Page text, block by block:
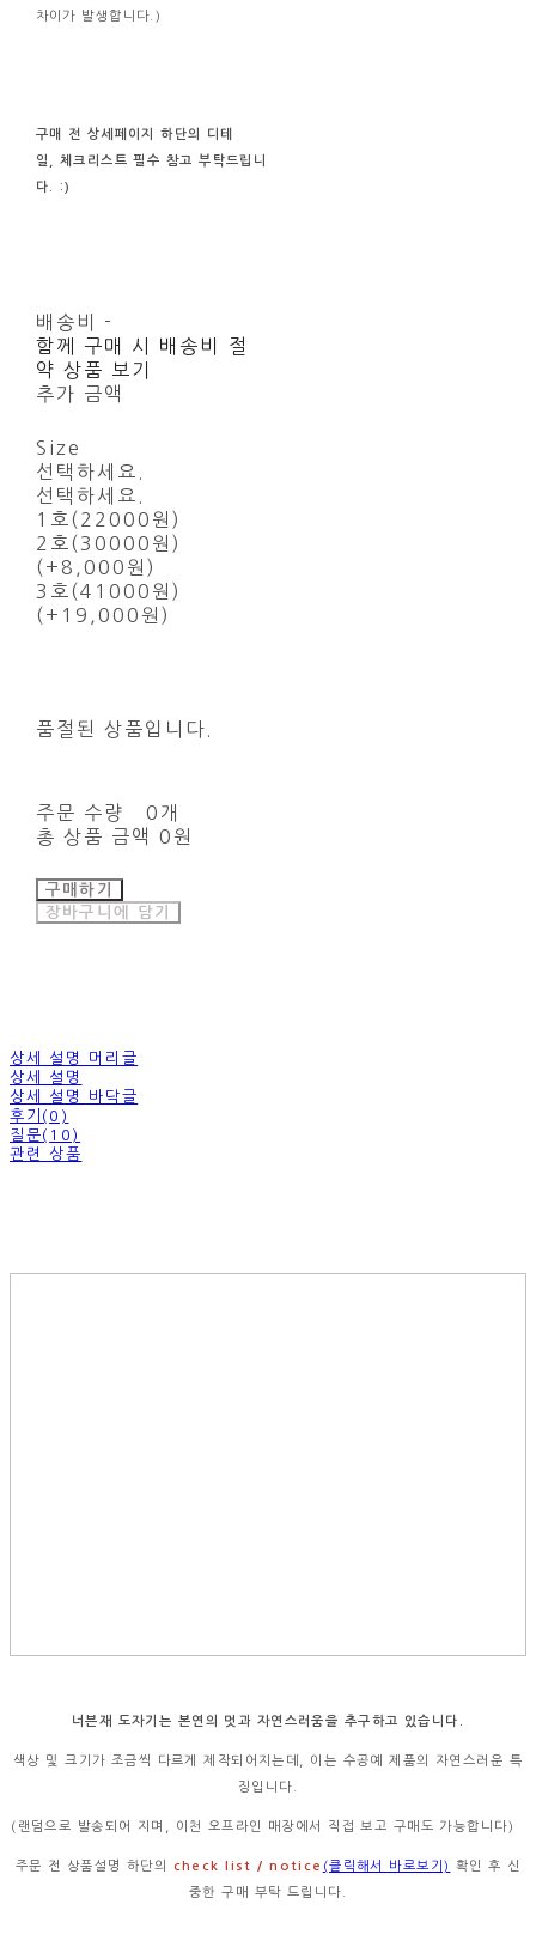
차이가 발생합니다.)
구매 전 상세페이지 하단의 디테
일, 체크리스트 필수 참고 부탁드립니
다. :)
배송비 -
함께 구매 시 배송비 절
약 상품 보기
추가 금액
Size
선택하세요.
선택하세요.
1호(22000원)
2호(30000원)
(+8,000원)
3호(41000원)
(+19,000원)
품절된 상품입니다.
주문 수량
0개
총 상품 금액
0원
구매하기
장바구니에 담기
상세 설명 머리글
상세 설명
상세 설명 바닥글
후기(0)
질문(10)
관련 상품
너븐재 도자기는 본연의 멋과 자연스러움을 추구하고 있습니다.
색상 및 크기가 조금씩 다르게 제작되어지는데, 이는 수공예 제품의 자연스러운 특
징입니다.
(랜덤으로 발송되어 지며, 이천 오프라인 매장에서 직접 보고 구매도 가능합니다)
주문 전 상품설명 하단의 check list / notice (클릭해서 바로보기)
확인 후 신
중한 구매 부탁 드립니다.